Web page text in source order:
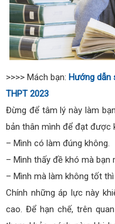
>>>> Mách bạn: Hướng dẫn
THPT 2023
Đừng để tâm lý này làm
bản thân mình để đạt được
– Mình có làm đúng không.
– Mình thấy đề khó mà bạn
– Mình mà làm không tốt
Chính những áp lực này
cao. Để hạn chế, trên